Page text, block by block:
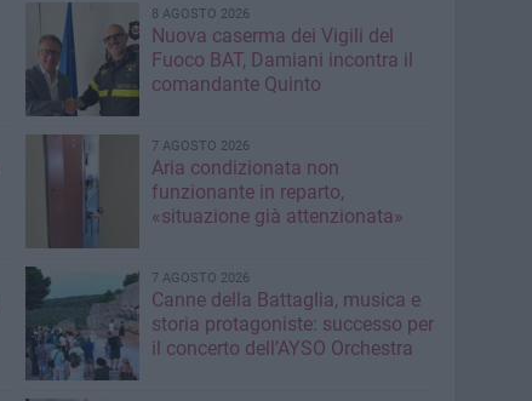
8 AGOSTO 2026
Nuova caserma dei Vigili del
Fuoco BAT, Damiani incontra il
comandante Quinto
7 AGOSTO 2026
Aria condizionata non
funzionante in reparto,
«situazione già attenzionata»
7 AGOSTO 2026
Canne della Battaglia, musica e
storia protagoniste: successo per
il concerto dell’AYSO Orchestra